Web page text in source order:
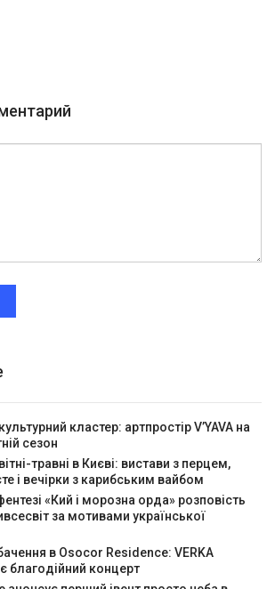
кластер: артпростір V’YAVA на
сезон
травні в Києві: вистави з перцем,
і вечірки з карибським вайбом
«Кий і морозна орда» розповість
за мотивами української
в Osocor Residence: VERKA
благодійний концерт